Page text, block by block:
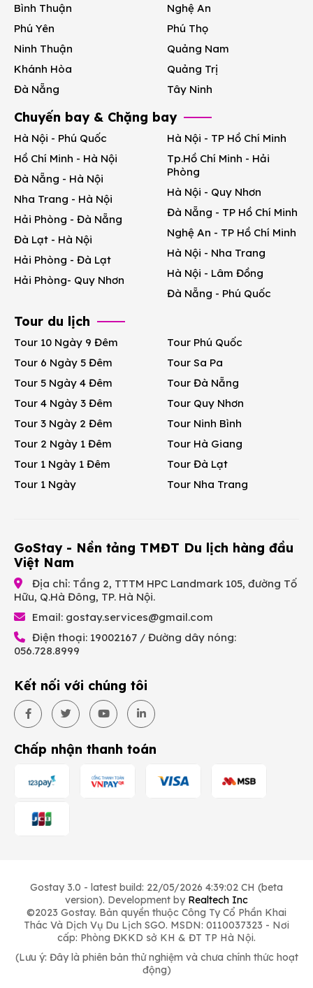
Bình Thuận
Phú Yên
Ninh Thuận
Khánh Hòa
Đà Nẵng
Nghệ An
Phú Thọ
Quảng Nam
Quảng Trị
Tây Ninh
Chuyến bay & Chặng bay
Hà Nội - Phú Quốc
Hồ Chí Minh - Hà Nội
Đà Nẵng - Hà Nội
Nha Trang - Hà Nội
Hải Phòng - Đà Nẵng
Đà Lạt - Hà Nội
Hải Phòng - Đà Lạt
Hải Phòng- Quy Nhơn
Hà Nội - TP Hồ Chí Minh
Tp.Hồ Chí Minh - Hải
Phòng
Hà Nội - Quy Nhơn
Đà Nẵng - TP Hồ Chí Minh
Nghệ An - TP Hồ Chí Minh
Hà Nội - Nha Trang
Hà Nội - Lâm Đồng
Đà Nẵng - Phú Quốc
Tour du lịch
Tour 10 Ngày 9 Đêm
Tour 6 Ngày 5 Đêm
Tour 5 Ngày 4 Đêm
Tour 4 Ngày 3 Đêm
Tour 3 Ngày 2 Đêm
Tour 2 Ngày 1 Đêm
Tour 1 Ngày 1 Đêm
Tour 1 Ngày
Tour Phú Quốc
Tour Sa Pa
Tour Đà Nẵng
Tour Quy Nhơn
Tour Ninh Bình
Tour Hà Giang
Tour Đà Lạt
Tour Nha Trang
GoStay - Nền tảng TMĐT Du lịch hàng đầu
Việt Nam
Địa chỉ: Tầng 2, TTTM HPC Landmark 105, đường Tố
Hữu, Q.Hà Đông, TP. Hà Nội.
Email: gostay.services@gmail.com
Điện thoại: 19002167 / Đường dây nóng:
056.728.8999
Kết nối với chúng tôi
Chấp nhận thanh toán
Gostay 3.0 - latest build: 22/05/2026 4:39:02 CH (beta
version). Development by Realtech Inc
©2023 Gostay. Bản quyền thuộc Công Ty Cổ Phần Khai
Thác Và Dịch Vụ Du Lịch SGO. MSDN: 0110037323 - Nơi
cấp: Phòng ĐKKD sở KH & ĐT TP Hà Nội.
(Lưu ý: Đây là phiên bản thử nghiệm và chưa chính thức hoạt
động)